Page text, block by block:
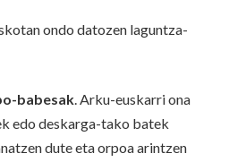
ondo datozen laguntza-
babesak. Arku-euskarri ona
edo deskarga-tako batek
dute eta orpoa arintzen